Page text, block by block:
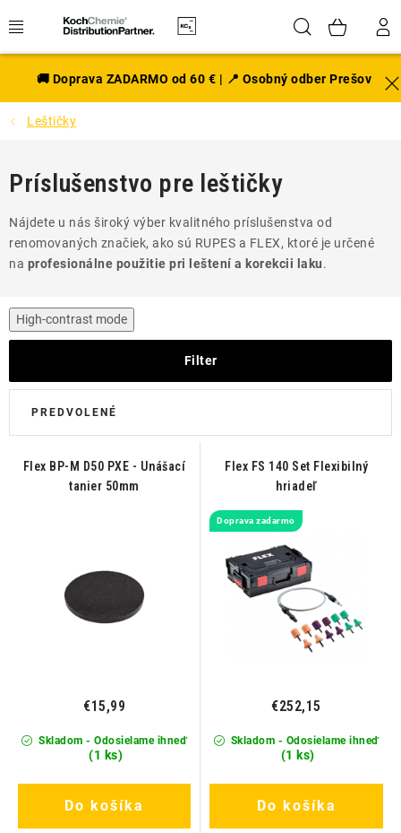
na
Hľadať
EXTERIÉR
DISKY A PNEU
PRÍSLUŠENSTVO
VÔNE DO AUTA
VÝHODNÉ SADY
🚚 Doprava ZADARMO od 60 € | 📍 Osobný odber Prešov
Leštičky
Príslušenstvo pre leštičky
Nájdete u nás široký výber kvalitného príslušenstva od
renomovaných značiek, ako sú RUPES a FLEX, ktoré je určené
na profesionálne použitie pri leštení a korekcii laku.
High-contrast mode
Filter
Flex BP-M D50 PXE - Unášací
tanier 50mm
Skladom - Odosielame ihneď
(1 ks)
€15,99
Do košíka
Flex FS 140 Set Flexibilný
hriadeľ
Doprava zadarmo
Skladom - Odosielame ihneď
(1 ks)
€252,15
Do košíka